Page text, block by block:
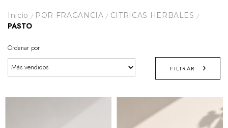
Inicio / POR FRAGANCIA / CITRICAS HERBALES /
PASTO
Ordenar por
FILTRAR